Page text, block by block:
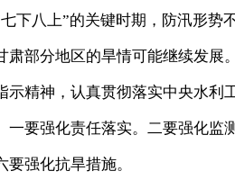
下八上”的关键时期，防汛形
肃部分地区的旱情可能继续发
示精神，认真贯彻落实中央水
一要强化责任落实。二要强化
强化抗旱措施。